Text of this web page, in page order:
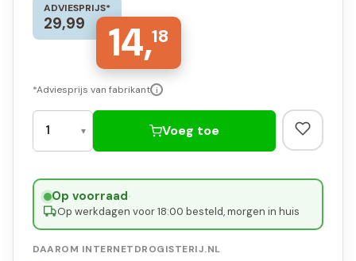
ADVIESPRIJS*
29,99 14,18
*Adviesprijs van fabrikant i
Voeg toe
Op voorraad·
Op werkdagen voor 18:00 besteld, morgen in huis
DAAROM INTERNETDROGISTERIJ.NL